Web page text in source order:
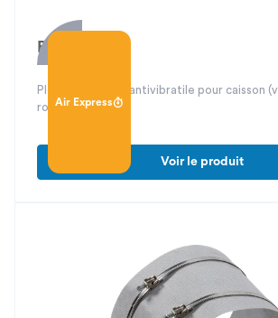
Air Express
BCA
Plot caoutchouc antivibratile pour caisson
rotation)
Voir le produit